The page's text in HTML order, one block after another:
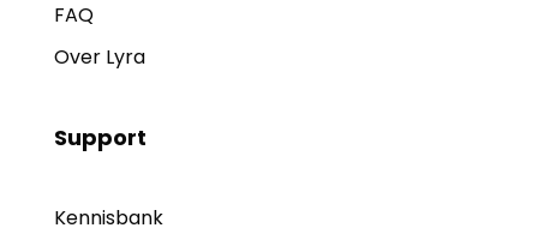
FAQ
Over Lyra
Support
Kennisbank